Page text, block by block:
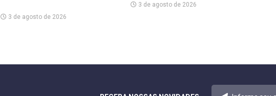
3 de agosto de 2026
3 de agosto de 2026